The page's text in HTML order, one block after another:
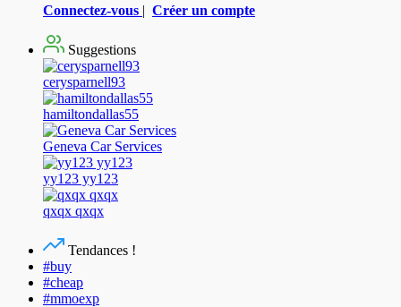
Connectez-vous | Créer un compte
Suggestions
cerysparnell93
hamiltondallas55
Geneva Car Services
yy123 yy123
qxqx qxqx
Tendances !
#buy
#cheap
#mmoexp